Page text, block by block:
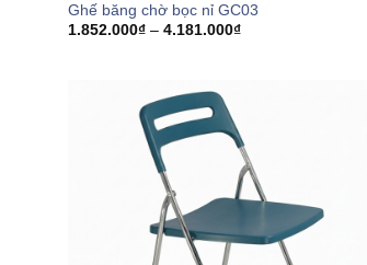
Ghế băng chờ bọc nỉ GC03
1.852.000₫ – 4.181.000₫Khoảng